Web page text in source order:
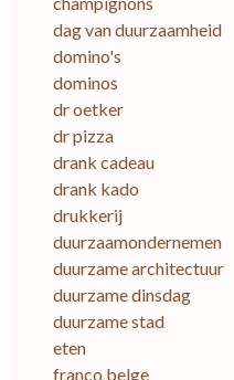
dag van duurzaamheid
domino's
dominos
dr oetker
dr pizza
drank cadeau
drank kado
drukkerij
duurzaamondernemen
duurzame architectuur
duurzame dinsdag
duurzame stad
eten
franco belge